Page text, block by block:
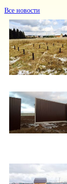
Все новости